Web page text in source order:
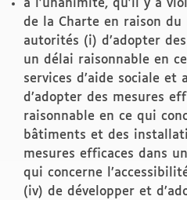
à l’unanimité, qu’il y a
de la Charte en raison du
autorités (i) d’adopter
un délai raisonnable en
services d’aide sociale et
d’adopter des mesures
raisonnable en ce qui
bâtiments et des
mesures efficaces dans
qui concerne
(iv) de développer et